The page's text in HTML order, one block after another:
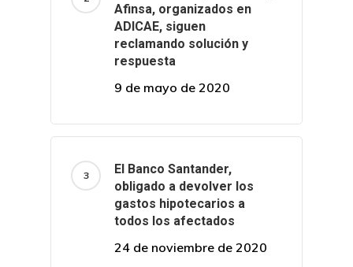
Afinsa, organizados en
ADICAE, siguen
reclamando solución y
respuesta
9 de mayo de 2020
El Banco Santander,
obligado a devolver los
gastos hipotecarios a
todos los afectados
24 de noviembre de 2020